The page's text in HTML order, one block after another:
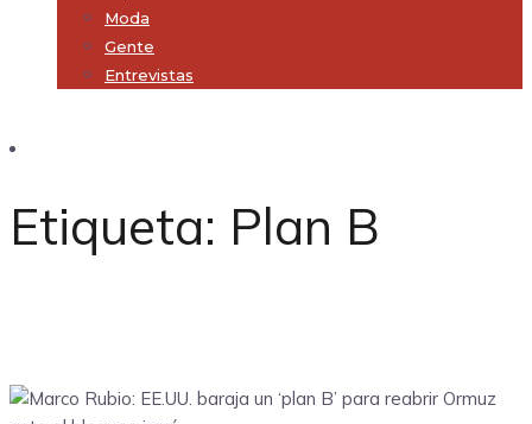
Moda
Gente
Entrevistas
Etiqueta: Plan B